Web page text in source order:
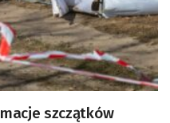
szczątków